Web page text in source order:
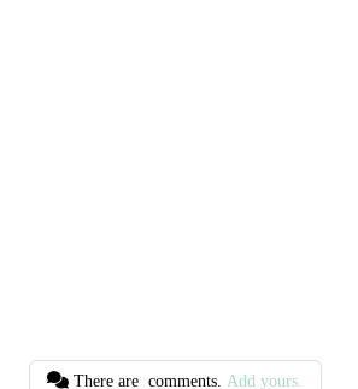
There are comments.Add yours.